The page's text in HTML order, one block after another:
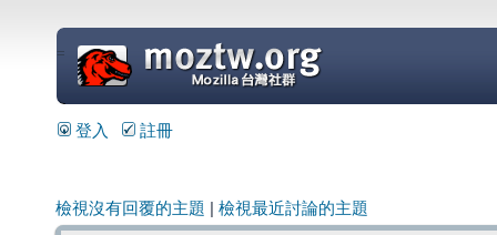
=
登入 註冊
檢視沒有回覆的主題 檢視最近討論的主題